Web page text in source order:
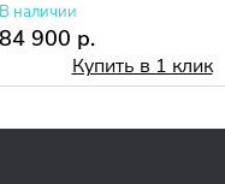
В наличии
84 900 р.
Купить в 1 клик